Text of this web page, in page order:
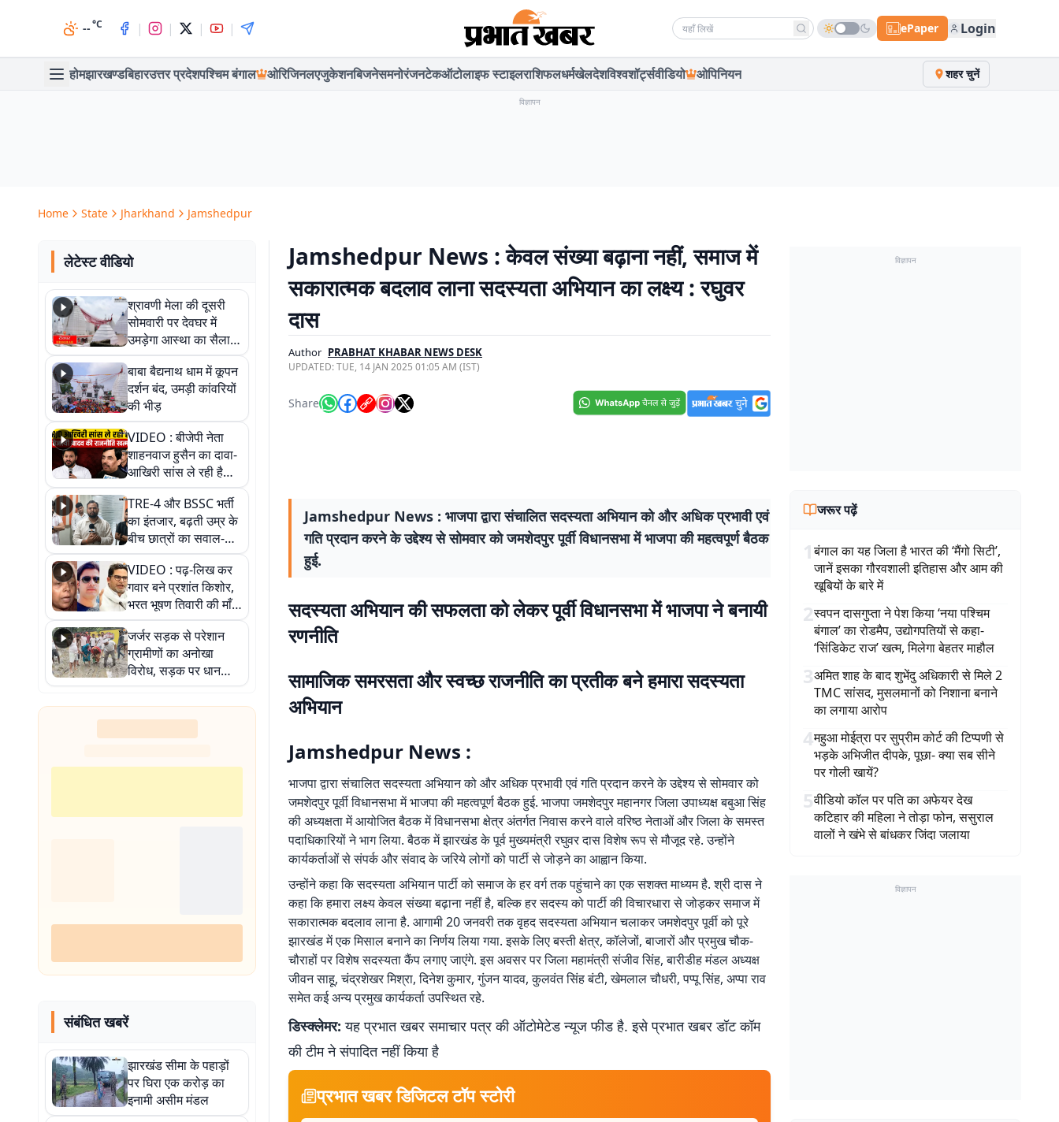
--°C | | | | Search news ePaper Login
होमझारखण्डबिहारउत्तर प्रदेशपश्चिम बंगाल ओरिजिनलएजुकेशनबिजनेसमनोरंजनटेकऑटोलाइफ स्टाइलराशिफलधर्मखेलदेशविश्वशॉर्ट्सवीडियो ओपिनियन शहर चुनें
विज्ञापन
Home State Jharkhand Jamshedpur
लेटेस्ट वीडियो
श्रावणी मेला की दूसरी
सोमवारी पर देवघर में
उमड़ेगा आस्था का सैलाब,
तीन लाख से अधिक
श्रद्धालुओं के पहुंचने का
अनुमान
बाबा बैद्यनाथ धाम में कूपन
दर्शन बंद, उमड़ी कांवरियों
की भीड़
VIDEO : बीजेपी नेता
शाहनवाज हुसैन का दावा-
आखिरी सांस ले रही है
RJD, तेजस्वी को लेकर
क्या कहा, सुनिए
TRE-4 और BSSC भर्ती
का इंतजार, बढ़ती उम्र के
बीच छात्रों का सवाल-
आखिर कब आएगी बहाली?
देखें वीडियो
VIDEO : पढ़-लिख कर
गवार बने प्रशांत किशोर,
भरत भूषण तिवारी की माँ ने
कहा नहीं थी उम्मीद, बेटा
था तो किसी को बोलने की
नहीं थी हिम्मत
जर्जर सड़क से परेशान
ग्रामीणों का अनोखा
विरोध, सड़क पर धान
रोपकर और खाद डालकर
जताया आक्रोश
संबंधित खबरें
झारखंड सीमा के पहाड़ों
पर घिरा एक करोड़ का
इनामी असीम मंडल
Jamshedpur News : केवल संख्या बढ़ाना नहीं, समाज में
सकारात्मक बदलाव लाना सदस्यता अभियान का लक्ष्य : रघुवर
दास
Author PRABHAT KHABAR NEWS DESK
UPDATED:TUE, 14 JAN 2025 01:05 AM (IST)
Share
Jamshedpur News : भाजपा द्वारा संचालित सदस्यता अभियान को और अधिक प्रभावी एवं
गति प्रदान करने के उद्देश्य से सोमवार को जमशेदपुर पूर्वी विधानसभा में भाजपा की महत्वपूर्ण बैठक
हुई.
सदस्यता अभियान की सफलता को लेकर पूर्वी विधानसभा में भाजपा ने बनायी
रणनीति
सामाजिक समरसता और स्वच्छ राजनीति का प्रतीक बने हमारा सदस्यता
अभियान
Jamshedpur News :
भाजपा द्वारा संचालित सदस्यता अभियान को और अधिक प्रभावी एवं गति प्रदान करने के उद्देश्य से सोमवार को
जमशेदपुर पूर्वी विधानसभा में भाजपा की महत्वपूर्ण बैठक हुई. भाजपा जमशेदपुर महानगर जिला उपाध्यक्ष बबुआ सिंह
की अध्यक्षता में आयोजित बैठक में विधानसभा क्षेत्र अंतर्गत निवास करने वाले वरिष्ठ नेताओं और जिला के समस्त
पदाधिकारियों ने भाग लिया. बैठक में झारखंड के पूर्व मुख्यमंत्री रघुवर दास विशेष रूप से मौजूद रहे. उन्होंने
कार्यकर्ताओं से संपर्क और संवाद के जरिये लोगों को पार्टी से जोड़ने का आह्वान किया.
उन्होंने कहा कि सदस्यता अभियान पार्टी को समाज के हर वर्ग तक पहुंचाने का एक सशक्त माध्यम है. श्री दास ने
कहा कि हमारा लक्ष्य केवल संख्या बढ़ाना नहीं है, बल्कि हर सदस्य को पार्टी की विचारधारा से जोड़कर समाज में
सकारात्मक बदलाव लाना है. आगामी 20 जनवरी तक वृहद सदस्यता अभियान चलाकर जमशेदपुर पूर्वी को पूरे
झारखंड में एक मिसाल बनाने का निर्णय लिया गया. इसके लिए बस्ती क्षेत्र, कॉलेजों, बाजारों और प्रमुख चौक-
चौराहों पर विशेष सदस्यता कैंप लगाए जाएंगे. इस अवसर पर जिला महामंत्री संजीव सिंह, बारीडीह मंडल अध्यक्ष
जीवन साहू, चंद्रशेखर मिश्रा, दिनेश कुमार, गुंजन यादव, कुलवंत सिंह बंटी, खेमलाल चौधरी, पप्पू सिंह, अप्पा राव
समेत कई अन्य प्रमुख कार्यकर्ता उपस्थित रहे.
डिस्क्लेमर: यह प्रभात खबर समाचार पत्र की ऑटोमेटेड न्यूज फीड है. इसे प्रभात खबर डॉट कॉम
की टीम ने संपादित नहीं किया है
प्रभात खबर डिजिटल टॉप स्टोरी
विज्ञापन
जरूर पढ़ें
1बंगाल का यह जिला है भारत की ‘मैंगो सिटी’,
जानें इसका गौरवशाली इतिहास और आम की
खूबियों के बारे में
2स्वपन दासगुप्ता ने पेश किया ‘नया पश्चिम
बंगाल’ का रोडमैप, उद्योगपतियों से कहा-
‘सिंडिकेट राज’ खत्म, मिलेगा बेहतर माहौल
3अमित शाह के बाद शुभेंदु अधिकारी से मिले 2
TMC सांसद, मुसलमानों को निशाना बनाने
का लगाया आरोप
4महुआ मोईत्रा पर सुप्रीम कोर्ट की टिप्पणी से
भड़के अभिजीत दीपके, पूछा- क्या सब सीने
पर गोली खायें?
5वीडियो कॉल पर पति का अफेयर देख
कटिहार की महिला ने तोड़ा फोन, ससुराल
वालों ने खंभे से बांधकर जिंदा जलाया
विज्ञापन